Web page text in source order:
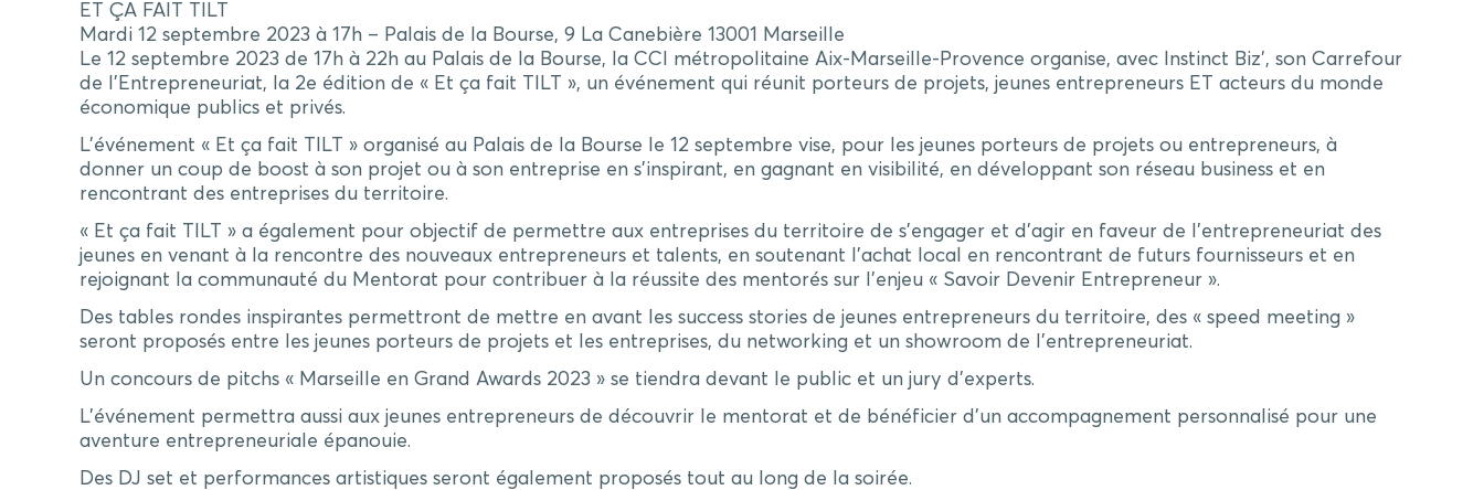
ET ÇA FAIT TILT
Mardi 12 septembre 2023 à 17h – Palais de la Bourse, 9 La Canebière 13001 Marseille
Le 12 septembre 2023 de 17h à 22h au Palais de la Bourse, la CCI métropolitaine Aix-Marseille-Provence organise, avec Instinct Biz’, son Carrefour
de l’Entrepreneuriat, la 2e édition de « Et ça fait TILT », un événement qui réunit porteurs de projets, jeunes entrepreneurs ET acteurs du monde
économique publics et privés.
L’événement « Et ça fait TILT » organisé au Palais de la Bourse le 12 septembre vise, pour les jeunes porteurs de projets ou entrepreneurs, à
donner un coup de boost à son projet ou à son entreprise en s’inspirant, en gagnant en visibilité, en développant son réseau business et en
rencontrant des entreprises du territoire.
« Et ça fait TILT » a également pour objectif de permettre aux entreprises du territoire de s’engager et d’agir en faveur de l’entrepreneuriat des
jeunes en venant à la rencontre des nouveaux entrepreneurs et talents, en soutenant l’achat local en rencontrant de futurs fournisseurs et en
rejoignant la communauté du Mentorat pour contribuer à la réussite des mentorés sur l’enjeu « Savoir Devenir Entrepreneur ».
Des tables rondes inspirantes permettront de mettre en avant les success stories de jeunes entrepreneurs du territoire, des « speed meeting »
seront proposés entre les jeunes porteurs de projets et les entreprises, du networking et un showroom de l’entrepreneuriat.
Un concours de pitchs « Marseille en Grand Awards 2023 » se tiendra devant le public et un jury d’experts.
L’événement permettra aussi aux jeunes entrepreneurs de découvrir le mentorat et de bénéficier d’un accompagnement personnalisé pour une
aventure entrepreneuriale épanouie.
Des DJ set et performances artistiques seront également proposés tout au long de la soirée.